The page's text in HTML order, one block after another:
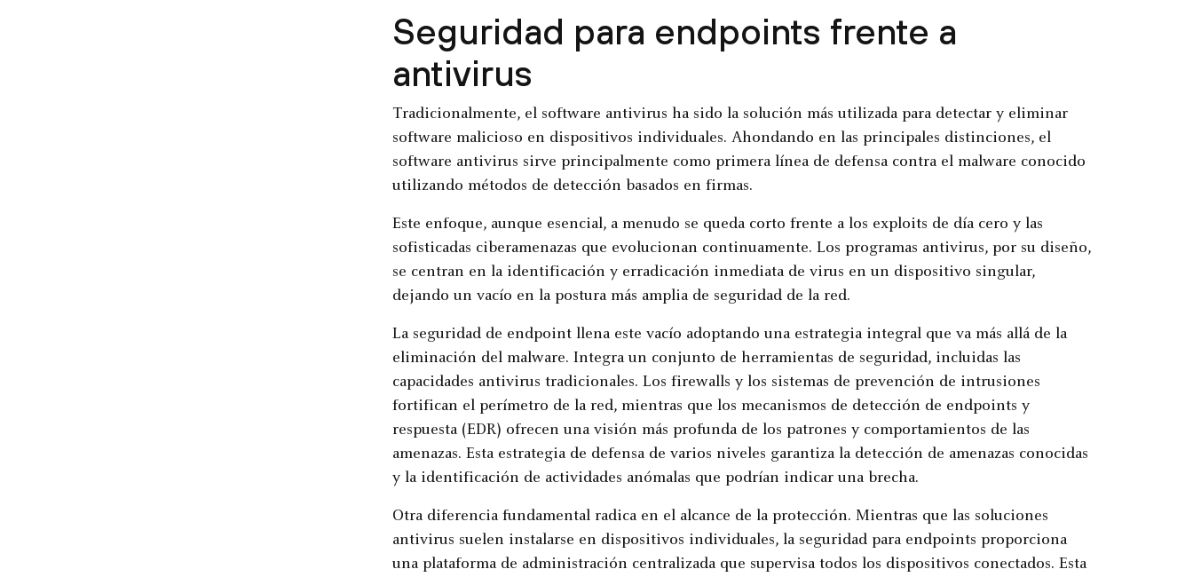
Seguridad para endpoints frente a
antivirus
Tradicionalmente, el software antivirus ha sido la solución más utilizada para detectar y eliminar
software malicioso en dispositivos individuales. Ahondando en las principales distinciones, el
software antivirus sirve principalmente como primera línea de defensa contra el malware conocido
utilizando métodos de detección basados en firmas.
Este enfoque, aunque esencial, a menudo se queda corto frente a los exploits de día cero y las
sofisticadas ciberamenazas que evolucionan continuamente. Los programas antivirus, por su diseño,
se centran en la identificación y erradicación inmediata de virus en un dispositivo singular,
dejando un vacío en la postura más amplia de seguridad de la red.
La seguridad de endpoint llena este vacío adoptando una estrategia integral que va más allá de la
eliminación del malware. Integra un conjunto de herramientas de seguridad, incluidas las
capacidades antivirus tradicionales. Los firewalls y los sistemas de prevención de intrusiones
fortifican el perímetro de la red, mientras que los mecanismos de detección de endpoints y
respuesta (EDR) ofrecen una visión más profunda de los patrones y comportamientos de las
amenazas. Esta estrategia de defensa de varios niveles garantiza la detección de amenazas conocidas
y la identificación de actividades anómalas que podrían indicar una brecha.
Otra diferencia fundamental radica en el alcance de la protección. Mientras que las soluciones
antivirus suelen instalarse en dispositivos individuales, la seguridad para endpoints proporciona
una plataforma de administración centralizada que supervisa todos los dispositivos conectados. Esta